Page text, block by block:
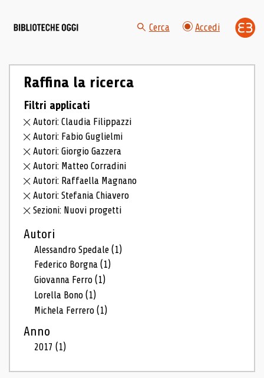
Cerca Accedi
Raffina la ricerca
Filtri applicati
Autori: Claudia Filippazzi
Autori: Fabio Guglielmi
Autori: Giorgio Gazzera
Autori: Matteo Corradini
Autori: Raffaella Magnano
Autori: Stefania Chiavero
Sezioni: Nuovi progetti
Autori
Alessandro Spedale(1)
Federico Borgna(1)
Giovanna Ferro(1)
Lorella Bono(1)
Michela Ferrero(1)
Anno
2017(1)